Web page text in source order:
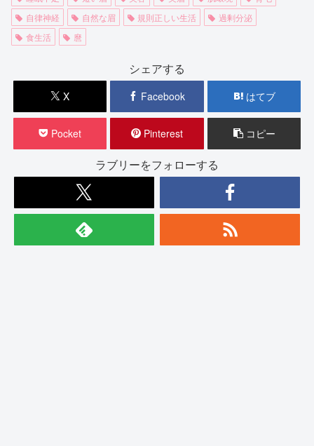
自律神経
自然な眉 規則正しい生活
過剰分泌
食生活
麿
シェアする
X Facebook はてブ
Pocket Pinterest コピー
ラブリーをフォローする